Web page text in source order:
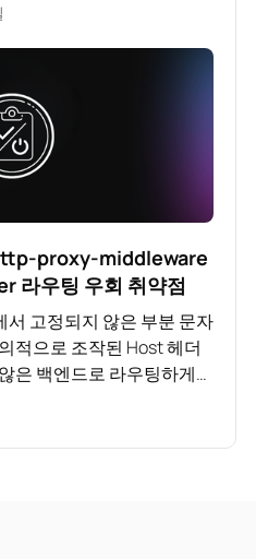
proxy-middleware
라우팅 우회 취약점
고정되지 않은 부분 문자
적으로 조작된 Host 헤더
은 백엔드로 라우팅하게